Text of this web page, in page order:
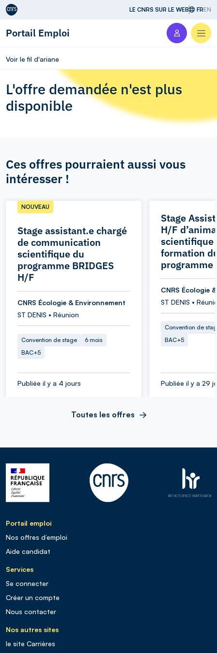
Aller au contenu LE CNRS SUR LE WEB FREN
Portail Emploi
Voir le fil d'ariane
L'offre demandée n'est plus
disponible
Ces offres pourraient aussi vous
intéresser !
Stage assistant.e chargé
de communication
scientifique du
programme BRIDGES
H/F
NOUVEAU
CNRS Écologie & Environnement
ST DENIS • Réunion
Convention de stage
6 mois
BAC+5
Publiée il y a 4 jours
Stage
H/F
scientifique
formation
programme
CNRS Écologie
ST DENIS •
Convention de
BAC+5
Publiée il y a 29
Toutes les offres
Portail emploi
Nos offres d’emploi
Aide candidat
Services
Se connecter
Créer un compte
Nous contacter
Nos autres sites
le site Carrières